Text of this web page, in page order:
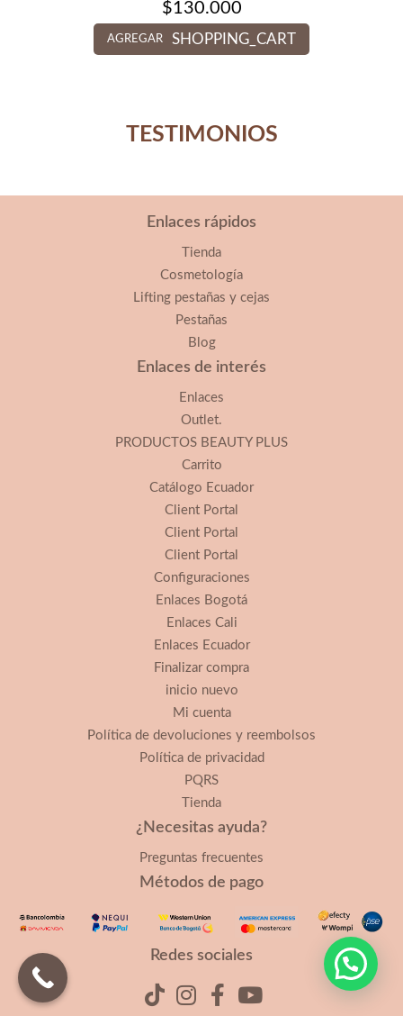
$130.000
AGREGAR SHOPPING_CART
TESTIMONIOS
Enlaces rápidos
Tienda
Cosmetología
Lifting pestañas y cejas
Pestañas
Blog
Enlaces de interés
Enlaces
Outlet.
PRODUCTOS BEAUTY PLUS
Carrito
Catálogo Ecuador
Client Portal
Client Portal
Client Portal
Configuraciones
Enlaces Bogotá
Enlaces Cali
Enlaces Ecuador
Finalizar compra
inicio nuevo
Mi cuenta
Política de devoluciones y reembolsos
Política de privacidad
PQRS
Tienda
¿Necesitas ayuda?
Preguntas frecuentes
Métodos de pago
Redes sociales